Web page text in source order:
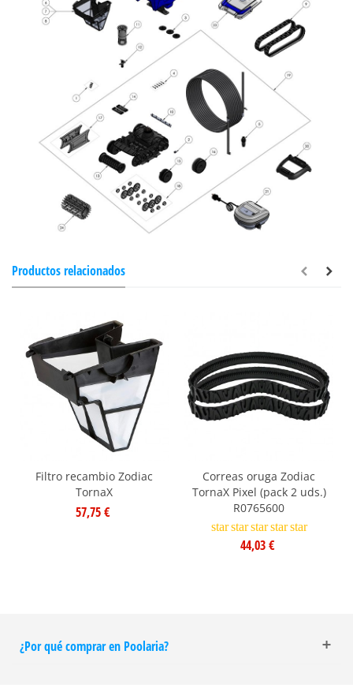
Productos relacionados
Filtro recambio Zodiac
TornaX
57,75 €
Correas oruga Zodiac
TornaX Pixel (pack 2 uds.)
R0765600
star star star star star
44,03 €
¿Por qué comprar en Poolaria?